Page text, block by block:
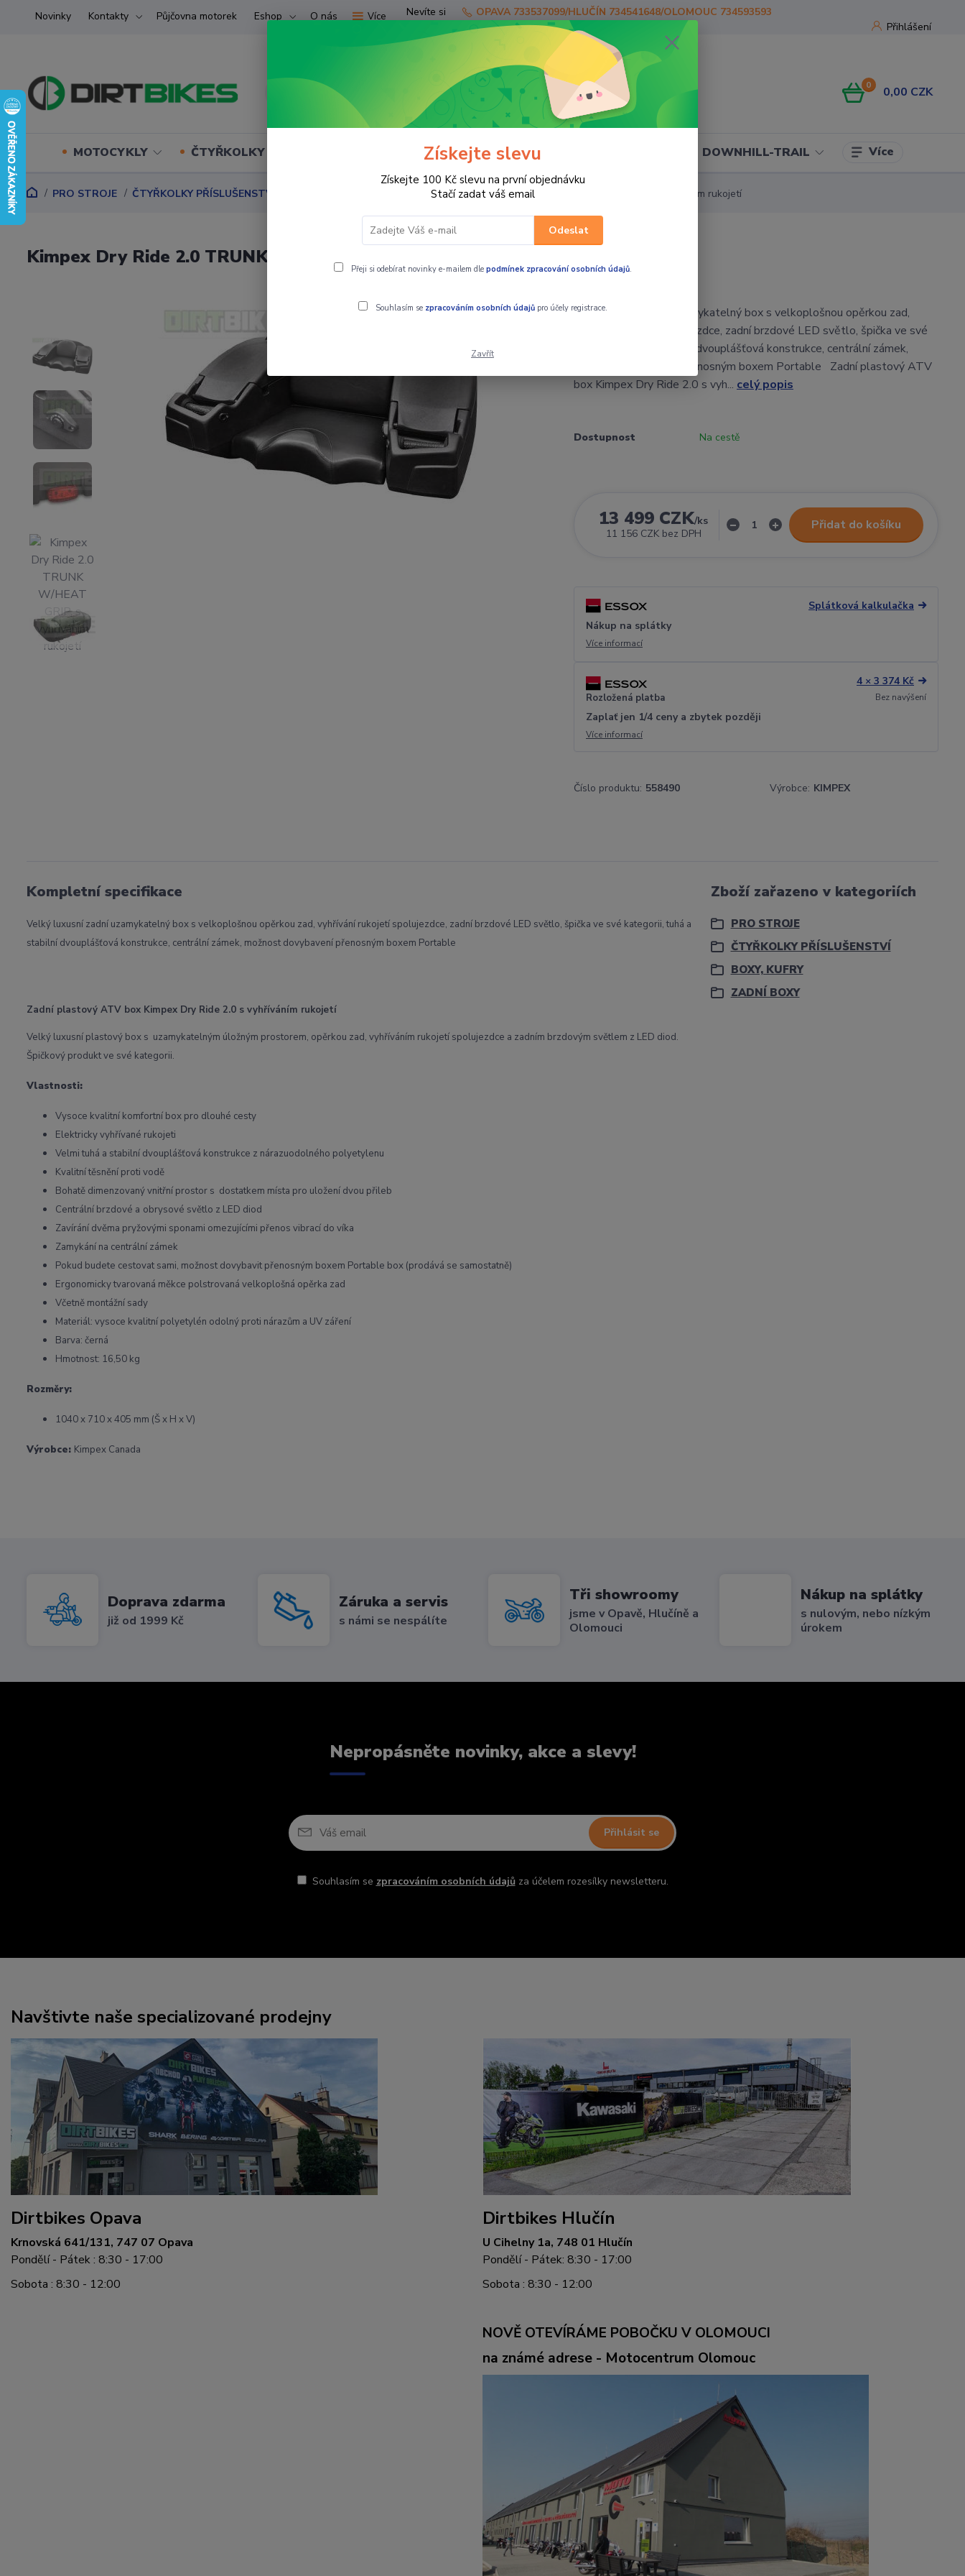
Novinky Kontakty Půjčovna motorek Eshop O nás Více
Přihlášení
Hledat
Nevíte si
rady?
Zavolejte.
OPAVA 733537099/HLUČÍN 734541648/OLOMOUC 734593593
0 0,00 CZK
MOTOCYKLY ČTYŘKOLKY (ATV) UTV SKÚTRY PRO JEZDCE DOWNHILL-TRAIL Více
PRO STROJE ČTYŘKOLKY PŘÍSLUŠENSTVÍ ZADNÍ BOXY Kimpex Dry Ride 2.0 TRUNK W/HEAT GRIP, s vyhříváním rukojetí
Kimpex Dry Ride 2.0 TRUNK W/HEAT GRIP, s vyhříváním rukojetí
Velký luxusní zadní uzamykatelný box s velkoplošnou opěrkou zad,
vyhřívání rukojetí spolujezdce, zadní brzdové LED světlo, špička ve své
kategorii, tuhá a stabilní dvouplášťová konstrukce, centrální zámek,
možnost dovybavení přenosným boxem Portable Zadní plastový ATV
box Kimpex Dry Ride 2.0 s vyh... celý popis
Dostupnost Na cestě
13 499 CZK/ks
11 156 CZK bez DPH
Přidat do košíku
Splátková kalkulačka
Nákup na splátky
Více informací
Rozložená platba
4 × 3 374 Kč
Bez navýšení
Zaplať jen 1/4 ceny a zbytek později
Více informací
Číslo produktu: 558490 Výrobce: KIMPEX
Kompletní specifikace
Velký luxusní zadní uzamykatelný box s velkoplošnou opěrkou zad, vyhřívání rukojetí spolujezdce, zadní brzdové LED světlo, špička ve své kategorii, tuhá a
stabilní dvouplášťová konstrukce, centrální zámek, možnost dovybavení přenosným boxem Portable
Zadní plastový ATV box Kimpex Dry Ride 2.0 s vyhříváním rukojetí
Velký luxusní plastový box s uzamykatelným úložným prostorem, opěrkou zad, vyhříváním rukojetí spolujezdce a zadním brzdovým světlem z LED diod.
Špičkový produkt ve své kategorii.
Vlastnosti:
Vysoce kvalitní komfortní box pro dlouhé cesty
Elektricky vyhřívané rukojeti
Velmi tuhá a stabilní dvouplášťová konstrukce z nárazuodolného polyetylenu
Kvalitní těsnění proti vodě
Bohatě dimenzovaný vnitřní prostor s dostatkem místa pro uložení dvou přileb
Centrální brzdové a obrysové světlo z LED diod
Zavírání dvěma pryžovými sponami omezujícími přenos vibrací do víka
Zamykání na centrální zámek
Pokud budete cestovat sami, možnost dovybavit přenosným boxem Portable box (prodává se samostatně)
Ergonomicky tvarovaná měkce polstrovaná velkoplošná opěrka zad
Včetně montážní sady
Materiál: vysoce kvalitní polyetylén odolný proti nárazům a UV záření
Barva: černá
Hmotnost: 16,50 kg
Rozměry:
1040 x 710 x 405 mm (Š x H x V)
Výrobce: Kimpex Canada
Zboží zařazeno v kategoriích
PRO STROJE
ČTYŘKOLKY PŘÍSLUŠENSTVÍ
BOXY, KUFRY
ZADNÍ BOXY
Doprava zdarma
již od 1999 Kč
Záruka a servis
s námi se nespálíte
Tři showroomy
jsme v Opavě, Hlučíně a
Olomouci
Nákup na splátky
s nulovým, nebo nízkým
úrokem
Nepropásněte novinky, akce a slevy!
Přihlásit se
Souhlasím se zpracováním osobních údajůza účelem rozesílky newsletteru.
Navštivte naše specializované prodejny
Dirtbikes Opava
Krnovská 641/131, 747 07 Opava
Pondělí - Pátek : 8:30 - 17:00
Sobota : 8:30 - 12:00
Dirtbikes Hlučín
U Cihelny 1a, 748 01 Hlučín
Pondělí - Pátek: 8:30 - 17:00
Sobota : 8:30 - 12:00
NOVĚ OTEVÍRÁME POBOČKU V OLOMOUCI
na známé adrese - Motocentrum Olomouc
Získejte slevu
Získejte 100 Kč slevu na první objednávku
Stačí zadat váš email
Odeslat
Přeji si odebírat novinky e-mailem dle podmínek zpracování osobních údajů.
Souhlasím se zpracováním osobních údajůpro účely registrace.
Zavřít